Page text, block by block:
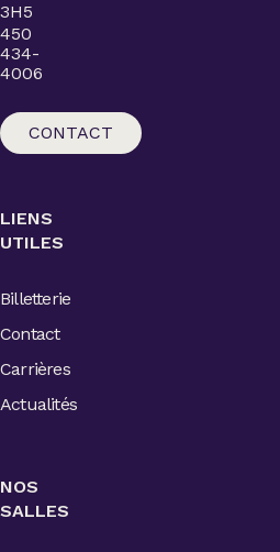
3H5
450
434-
4006
CONTACT
LIENS
UTILES
Billetterie
Contact
Carrières
Actualités
NOS
SALLES